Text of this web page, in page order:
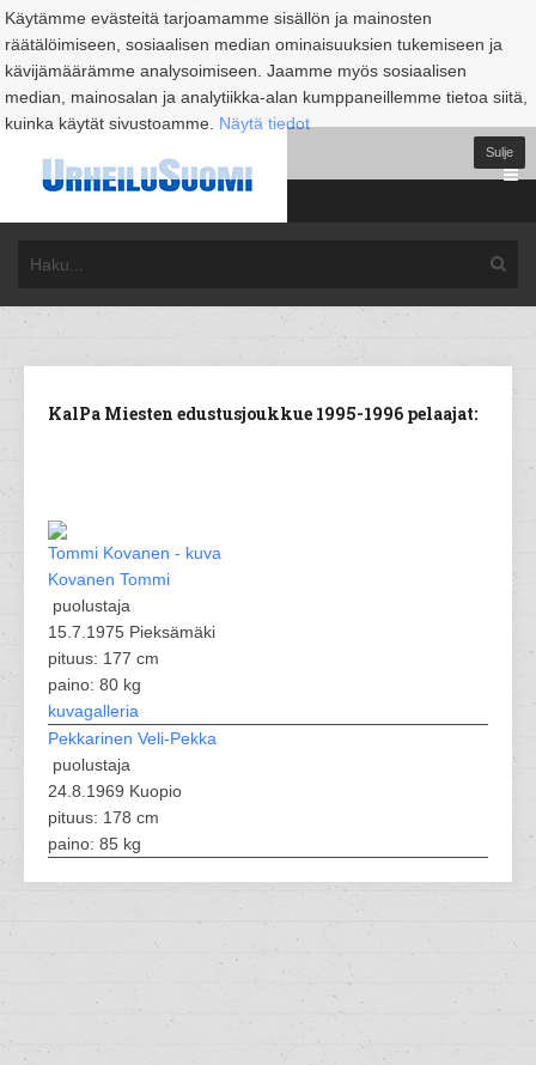
Käytämme evästeitä tarjoamamme sisällön ja mainosten
räätälöimiseen, sosiaalisen median ominaisuuksien tukemiseen ja
kävijämäärämme analysoimiseen. Jaamme myös sosiaalisen
median, mainosalan ja analytiikka-alan kumppaneillemme tietoa siitä,
kuinka käytät sivustoamme. Näytä tiedot
Sulje
KalPa Miesten edustusjoukkue 1995-1996 pelaajat:
Kovanen Tommi
puolustaja
15.7.1975 Pieksämäki
pituus: 177 cm
paino: 80 kg
kuvagalleria
Pekkarinen Veli-Pekka
puolustaja
24.8.1969 Kuopio
pituus: 178 cm
paino: 85 kg